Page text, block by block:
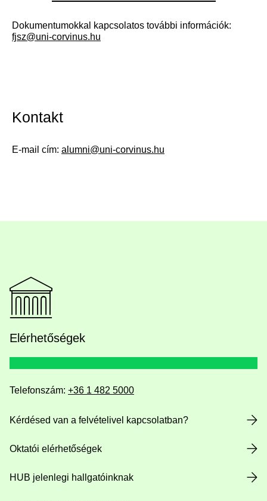
Dokumentumokkal kapcsolatos további információk:
fjsz@uni-corvinus.hu
Kontakt
E-mail cím: alumni@uni-corvinus.hu
Elérhetőségek
Telefonszám: +36 1 482 5000
Kérdésed van a felvételivel kapcsolatban?
Oktatói elérhetőségek
HUB jelenlegi hallgatóinknak